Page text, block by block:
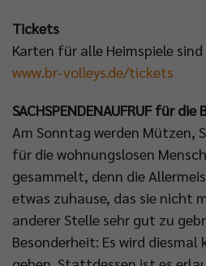
Tickets
Karten für alle Heimspiele
www.br-volleys.de/tickets
SACHSPENDENAUFRUF für
Am Sonntag werden Mützen,
für die wohnungslosen
gesammelt, denn die
etwas zuhause, das sie nicht
anderer Stelle sehr gut zu
Besonderheit: Es wird